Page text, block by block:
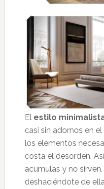
El estilo
casi sin adornos en
los elementos
costa el desorden.
acumulas y no
deshaciéndote de